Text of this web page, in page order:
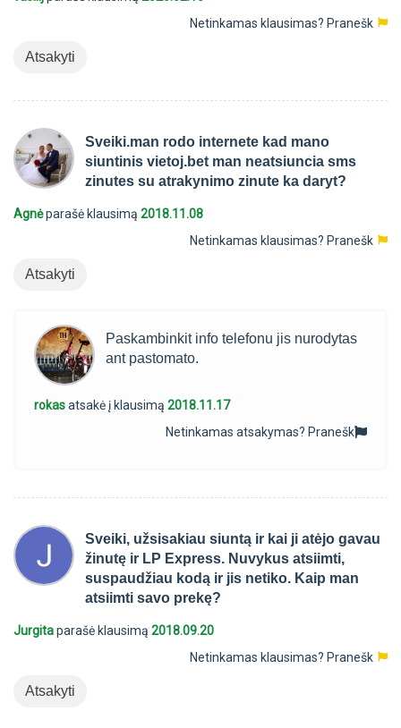
Netinkamas klausimas? Pranešk
Atsakyti
Sveiki.man rodo internete kad mano
siuntinis vietoj.bet man neatsiuncia sms
zinutes su atrakynimo zinute ka daryt?
Agnėparašė klausimą 2018.11.08
Netinkamas klausimas? Pranešk
Atsakyti
Paskambinkit info telefonu jis nurodytas
ant pastomato.
rokasatsakė į klausimą 2018.11.17
Netinkamas atsakymas? Pranešk
Sveiki, užsisakiau siuntą ir kai ji atėjo gavau
žinutę ir LP Express. Nuvykus atsiimti,
suspaudžiau kodą ir jis netiko. Kaip man
atsiimti savo prekę?
Jurgitaparašė klausimą 2018.09.20
Netinkamas klausimas? Pranešk
Atsakyti